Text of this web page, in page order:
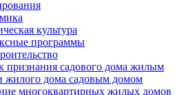
культура
программы
признания садового дома жилым
жилого дома садовым домом
многоквартирных жилых домов